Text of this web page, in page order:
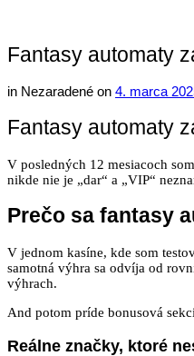
Fantasy automaty
in Nezaradené on 4. marca
Fantasy automaty
V posledných 12 mesiacoch
nikde nie je „dar“ a „VIP“
Prečo sa fantasy
V jednom kasíne, kde som
samotná výhra sa odvíja od
výhrach.
And potom príde bonusová
Reálne značky, ktoré